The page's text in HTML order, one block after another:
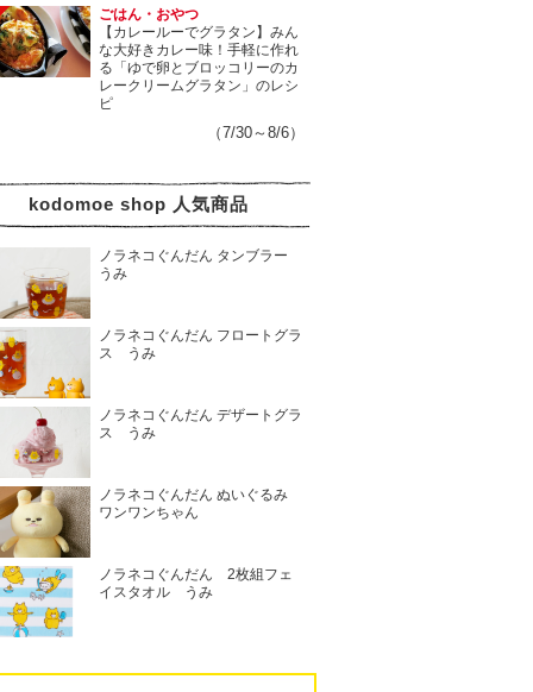
ごはん・おやつ
【カレールーでグラタン】みん
な大好きカレー味！手軽に作れ
る「ゆで卵とブロッコリーのカ
レークリームグラタン」のレシ
ピ
（7/30～8/6）
kodomoe shop 人気商品
ノラネコぐんだん タンブラー
うみ
ノラネコぐんだん フロートグラ
ス うみ
ノラネコぐんだん デザートグラ
ス うみ
ノラネコぐんだん ぬいぐるみ
ワンワンちゃん
ノラネコぐんだん 2枚組フェ
イスタオル うみ